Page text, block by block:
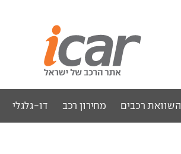
השוואת רכבים מחירון רכב דו-גלגלי